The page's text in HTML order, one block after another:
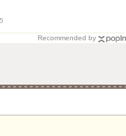
Recommended by